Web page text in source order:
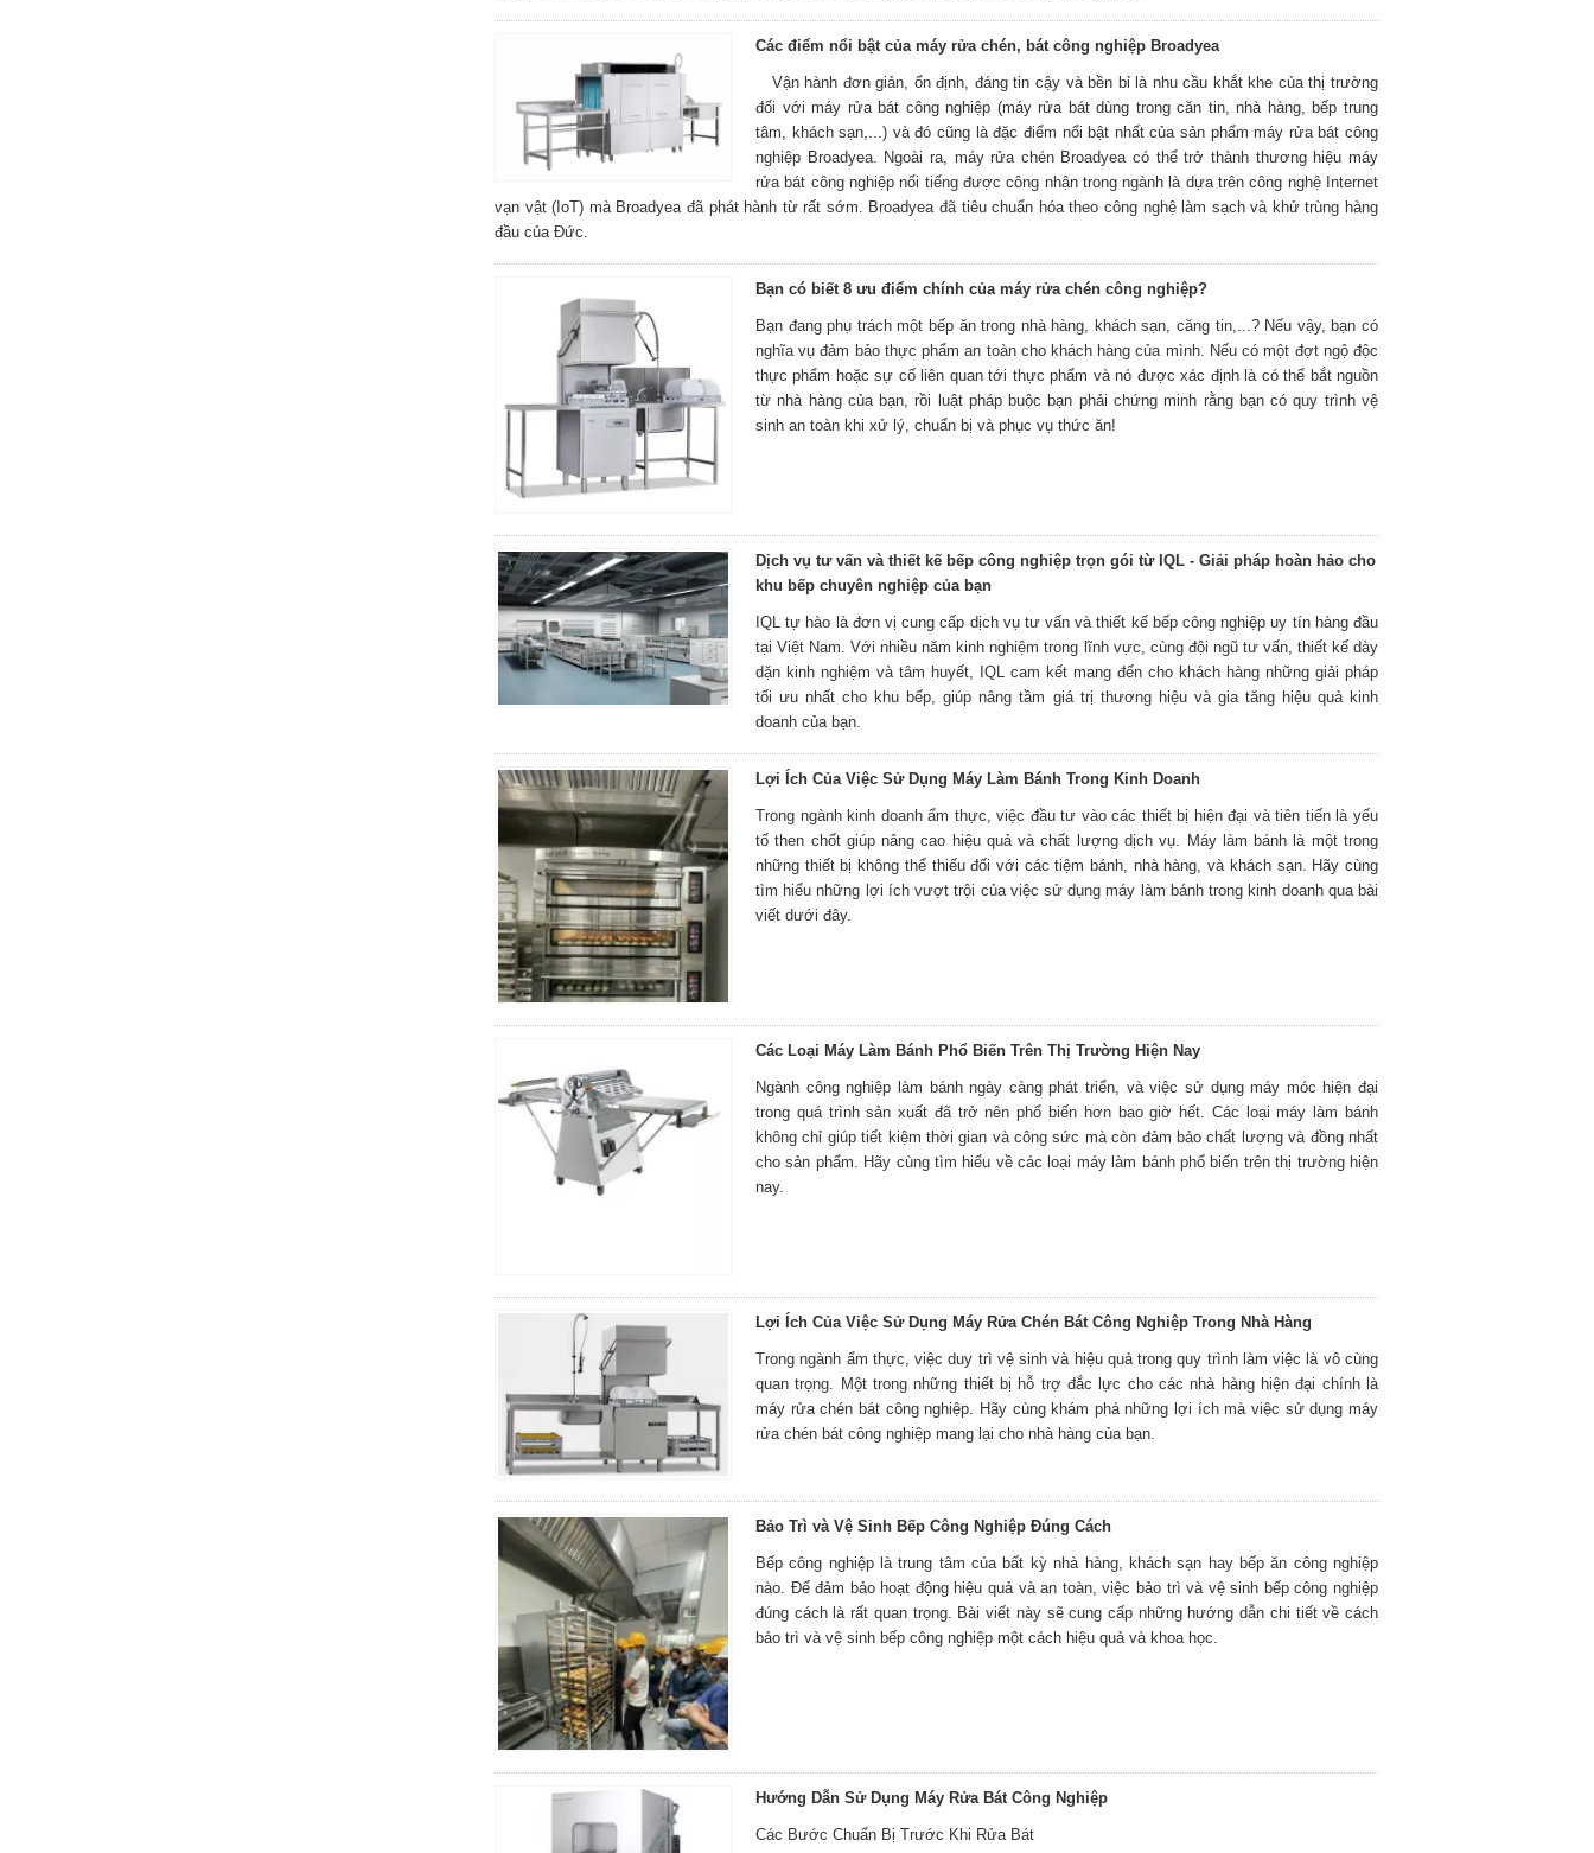
Các điểm nổi bật của máy rửa chén, bát công nghiệp Broadyea
Vận hành đơn giản, ổn định, đáng tin cậy và bền bỉ là nhu cầu khắt khe của thị trường
đối với máy rửa bát công nghiệp (máy rửa bát dùng trong căn tin, nhà hàng, bếp trung
tâm, khách sạn,...) và đó cũng là đặc điểm nổi bật nhất của sản phẩm máy rửa bát công
nghiệp Broadyea. Ngoài ra, máy rửa chén Broadyea có thể trở thành thương hiệu máy
rửa bát công nghiệp nổi tiếng được công nhận trong ngành là dựa trên công nghệ Internet
vạn vật (IoT) mà Broadyea đã phát hành từ rất sớm. Broadyea đã tiêu chuẩn hóa theo công nghệ làm sạch và khử trùng hàng
đầu của Đức.
Bạn có biết 8 ưu điểm chính của máy rửa chén công nghiệp?
Bạn đang phụ trách một bếp ăn trong nhà hàng, khách sạn, căng tin,...? Nếu vậy, bạn có
nghĩa vụ đảm bảo thực phẩm an toàn cho khách hàng của mình. Nếu có một đợt ngộ độc
thực phẩm hoặc sự cố liên quan tới thực phẩm và nó được xác định là có thể bắt nguồn
từ nhà hàng của bạn, rồi luật pháp buộc bạn phải chứng minh rằng bạn có quy trình vệ
sinh an toàn khi xử lý, chuẩn bị và phục vụ thức ăn!
Dịch vụ tư vấn và thiết kế bếp công nghiệp trọn gói từ IQL - Giải pháp hoàn hảo cho
khu bếp chuyên nghiệp của bạn
IQL tự hào là đơn vị cung cấp dịch vụ tư vấn và thiết kế bếp công nghiệp uy tín hàng đầu
tại Việt Nam. Với nhiều năm kinh nghiệm trong lĩnh vực, cùng đội ngũ tư vấn, thiết kế dày
dặn kinh nghiệm và tâm huyết, IQL cam kết mang đến cho khách hàng những giải pháp
tối ưu nhất cho khu bếp, giúp nâng tầm giá trị thương hiệu và gia tăng hiệu quả kinh
doanh của bạn.
Lợi Ích Của Việc Sử Dụng Máy Làm Bánh Trong Kinh Doanh
Trong ngành kinh doanh ẩm thực, việc đầu tư vào các thiết bị hiện đại và tiên tiến là yếu
tố then chốt giúp nâng cao hiệu quả và chất lượng dịch vụ. Máy làm bánh là một trong
những thiết bị không thể thiếu đối với các tiệm bánh, nhà hàng, và khách sạn. Hãy cùng
tìm hiểu những lợi ích vượt trội của việc sử dụng máy làm bánh trong kinh doanh qua bài
viết dưới đây.
Các Loại Máy Làm Bánh Phổ Biến Trên Thị Trường Hiện Nay
Ngành công nghiệp làm bánh ngày càng phát triển, và việc sử dụng máy móc hiện đại
trong quá trình sản xuất đã trở nên phổ biến hơn bao giờ hết. Các loại máy làm bánh
không chỉ giúp tiết kiệm thời gian và công sức mà còn đảm bảo chất lượng và đồng nhất
cho sản phẩm. Hãy cùng tìm hiểu về các loại máy làm bánh phổ biến trên thị trường hiện
nay.
Lợi Ích Của Việc Sử Dụng Máy Rửa Chén Bát Công Nghiệp Trong Nhà Hàng
Trong ngành ẩm thực, việc duy trì vệ sinh và hiệu quả trong quy trình làm việc là vô cùng
quan trọng. Một trong những thiết bị hỗ trợ đắc lực cho các nhà hàng hiện đại chính là
máy rửa chén bát công nghiệp. Hãy cùng khám phá những lợi ích mà việc sử dụng máy
rửa chén bát công nghiệp mang lại cho nhà hàng của bạn.
Bảo Trì và Vệ Sinh Bếp Công Nghiệp Đúng Cách
Bếp công nghiệp là trung tâm của bất kỳ nhà hàng, khách sạn hay bếp ăn công nghiệp
nào. Để đảm bảo hoạt động hiệu quả và an toàn, việc bảo trì và vệ sinh bếp công nghiệp
đúng cách là rất quan trọng. Bài viết này sẽ cung cấp những hướng dẫn chi tiết về cách
bảo trì và vệ sinh bếp công nghiệp một cách hiệu quả và khoa học.
Hướng Dẫn Sử Dụng Máy Rửa Bát Công Nghiệp
Các Bước Chuẩn Bị Trước Khi Rửa Bát